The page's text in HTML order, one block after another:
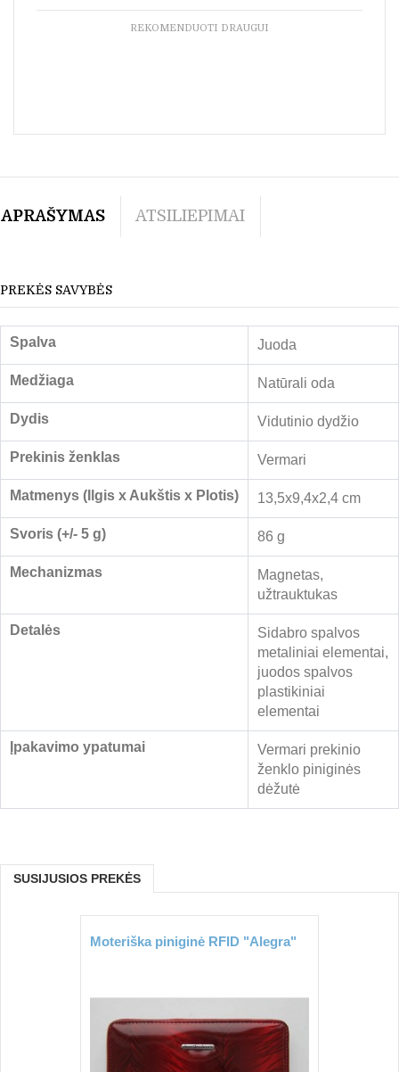
REKOMENDUOTI DRAUGUI
APRAŠYMAS ATSILIEPIMAI
PREKĖS SAVYBĖS
Spalva Juoda
Medžiaga Natūrali oda
Dydis Vidutinio dydžio
Prekinis ženklas Vermari
Matmenys (Ilgis x Aukštis x Plotis) 13,5x9,4x2,4 cm
Svoris (+/- 5 g) 86 g
Mechanizmas
Magnetas,
užtrauktukas
Detalės
Sidabro spalvos
metaliniai elementai,
juodos spalvos
plastikiniai
elementai
Įpakavimo ypatumai
Vermari prekinio
ženklo piniginės
dėžutė
SUSIJUSIOS PREKĖS
Moteriška piniginė RFID "Alegra"